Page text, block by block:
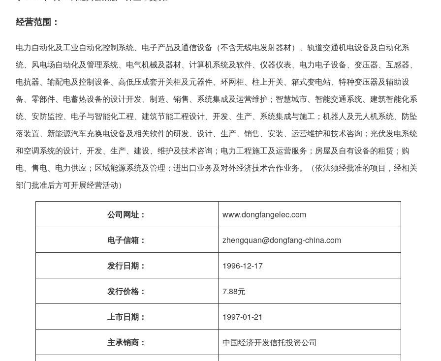
经营范围：
电力自动化及工业自动化控制系统、电子产品及通信设备（不含无线电发射器材）、轨道交通机电设备及自动化系
统、风电场自动化及管理系统、电气机械及器材、计算机系统及软件、仪器仪表、电力电子设备、变压器、互感器、
电抗器、输配电及控制设备、高低压成套开关柜及元器件、环网柜、柱上开关、箱式变电站、特种变压器及辅助设
备、零部件、电蓄热设备的设计开发、制造、销售、系统集成及运营维护；智慧城市、智能交通系统、建筑智能化系
统、安防监控、电子与智能化工程、建筑节能工程设计、开发、生产、系统集成与施工；机器人及无人机系统、防坠
落装置、新能源汽车充换电设备及相关软件的研发、设计、生产、销售、安装、运营维护和技术咨询；光伏发电系统
和空调系统的设计、开发、生产、建设、维护及技术咨询；电力工程施工及运营服务；房屋及自有设备的租赁；购
电、售电、电力供应；区域能源系统及管理；进出口业务及对外经济技术合作业务。（依法须经批准的项目，经相关
部门批准后方可开展经营活动）
公司网址： www.dongfangelec.com
电子信箱： zhengquan@dongfang-china.com
发行日期： 1996-12-17
发行价格： 7.88元
上市日期： 1997-01-21
主承销商： 中国经济开发信托投资公司